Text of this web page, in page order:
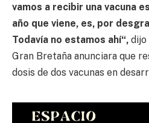
vamos a recibir una vacuna
año que viene, es, por
Todavía no estamos ahí“, dijo
Gran Bretaña anunciara que
dosis de dos vacunas en